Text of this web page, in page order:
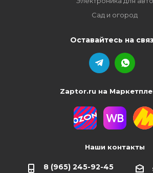
Сад и огород
Оставайтесь на
Zaptor.ru на
Наши контакты
8 (965) 245-92-45